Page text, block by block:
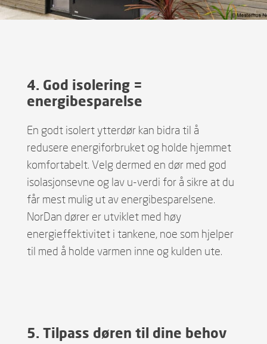
4. God isolering =
energibesparelse
En godt isolert ytterdør kan bidra til å
redusere energiforbruket og holde hjemmet
komfortabelt. Velg dermed en dør med god
isolasjonsevne og lav u-verdi for å sikre at du
får mest mulig ut av energibesparelsene.
NorDan dører er utviklet med høy
energieffektivitet i tankene, noe som hjelper
til med å holde varmen inne og kulden ute.
5. Tilpass døren til dine behov